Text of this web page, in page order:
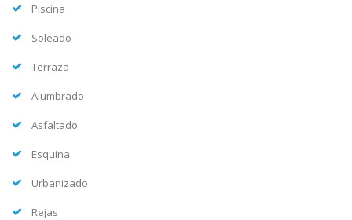
Piscina
Soleado
Terraza
Alumbrado
Asfaltado
Esquina
Urbanizado
Rejas